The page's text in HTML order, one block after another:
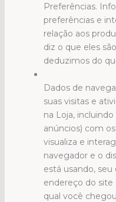
Preferências.
preferências e
relação aos
diz o que eles
deduzimos do
Dados de
suas visitas e
na Loja,
anúncios) com
visualiza e
navegador e o
está usando, seu
endereço do site
qual você